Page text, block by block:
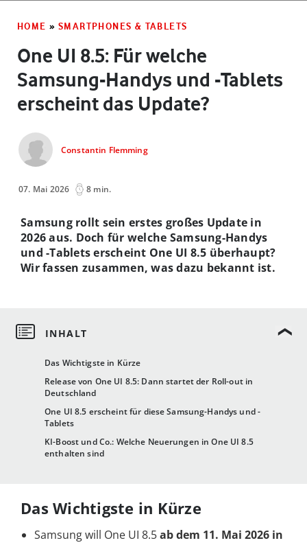
HOME » SMARTPHONES & TABLETS
One UI 8.5: Für welche
Samsung-Handys und -Tablets
erscheint das Update?
Constantin Flemming
07. Mai 2026 8 min.
Das Wichtigste in Kürze
Release von One UI 8.5: Dann startet der Roll-out in
Deutschland
One UI 8.5 erscheint für diese Samsung-Handys und -
Tablets
KI-Boost und Co.: Welche Neuerungen in One UI 8.5
enthalten sind
Samsung rollt sein erstes großes Update in
2026 aus. Doch für welche Samsung-Handys
und -Tablets erscheint One UI 8.5 überhaupt?
Wir fassen zusammen, was dazu bekannt ist.
Das Wichtigste in Kürze
Samsung will One UI 8.5ab dem 11. Mai 2026 in